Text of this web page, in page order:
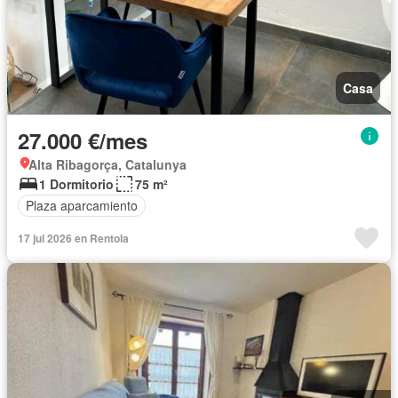
Casa
27.000 €/mes
Alta Ribagorça, Catalunya
1 Dormitorio
75 m²
Plaza aparcamiento
17 jul 2026 en Rentola